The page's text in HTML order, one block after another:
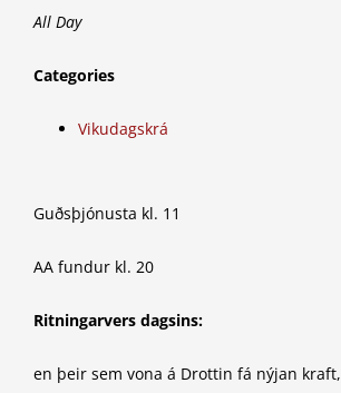
All Day
Categories
Vikudagskrá
Guðsþjónusta kl. 11
AA fundur kl. 20
Ritningarvers dagsins:
en þeir sem vona á Drottin fá nýjan kraft,